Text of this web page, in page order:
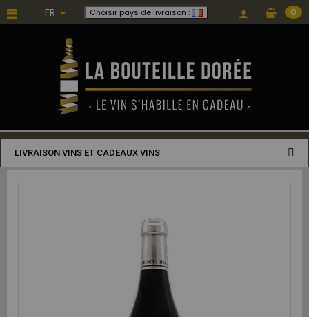
FR Choisir pays de livraison : 0
LIVRAISON VINS ET CADEAUX VINS